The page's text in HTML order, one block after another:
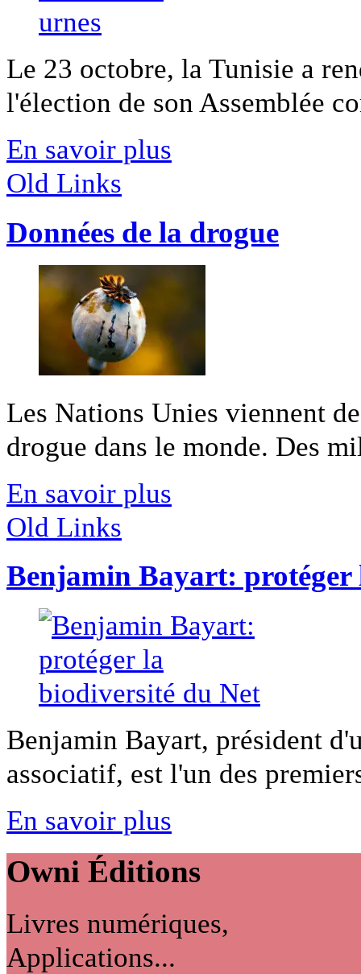
Le 23 octobre, la Tunisie a
l'élection de son Assemblée
En savoir plus
Old Links
Données de la drogue
Les Nations Unies viennent
drogue dans le monde. Des
En savoir plus
Old Links
Benjamin Bayart: protéger
Benjamin Bayart, président
associatif, est l'un des
En savoir plus
Owni Éditions
Livres numériques,
Applications...